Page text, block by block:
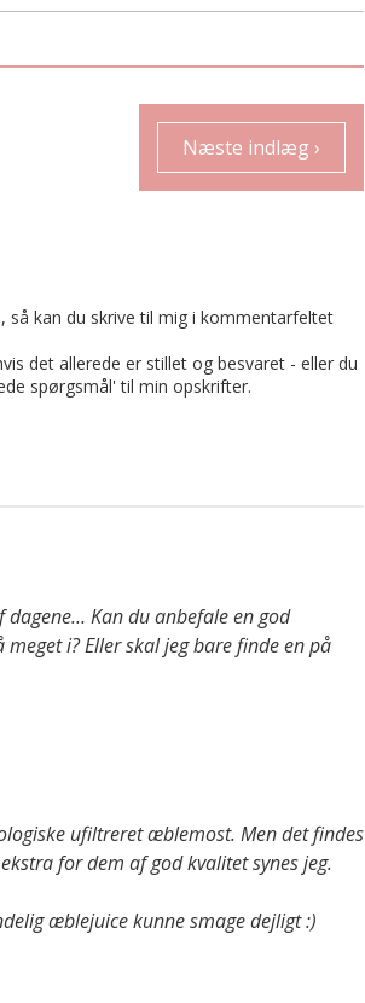
Næste indlæg ›
så kan du skrive til mig i kommentarfeltet
det allerede er stillet og besvaret - eller du
spørgsmål' til min opskrifter.
dagene… Kan du anbefale en god
i? Eller skal jeg bare finde en på
ufiltreret æblemost. Men det findes
for dem af god kvalitet synes jeg.
æblejuice kunne smage dejligt :)